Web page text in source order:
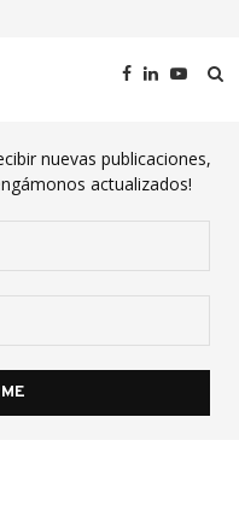
nuevas publicaciones,
actualizados!